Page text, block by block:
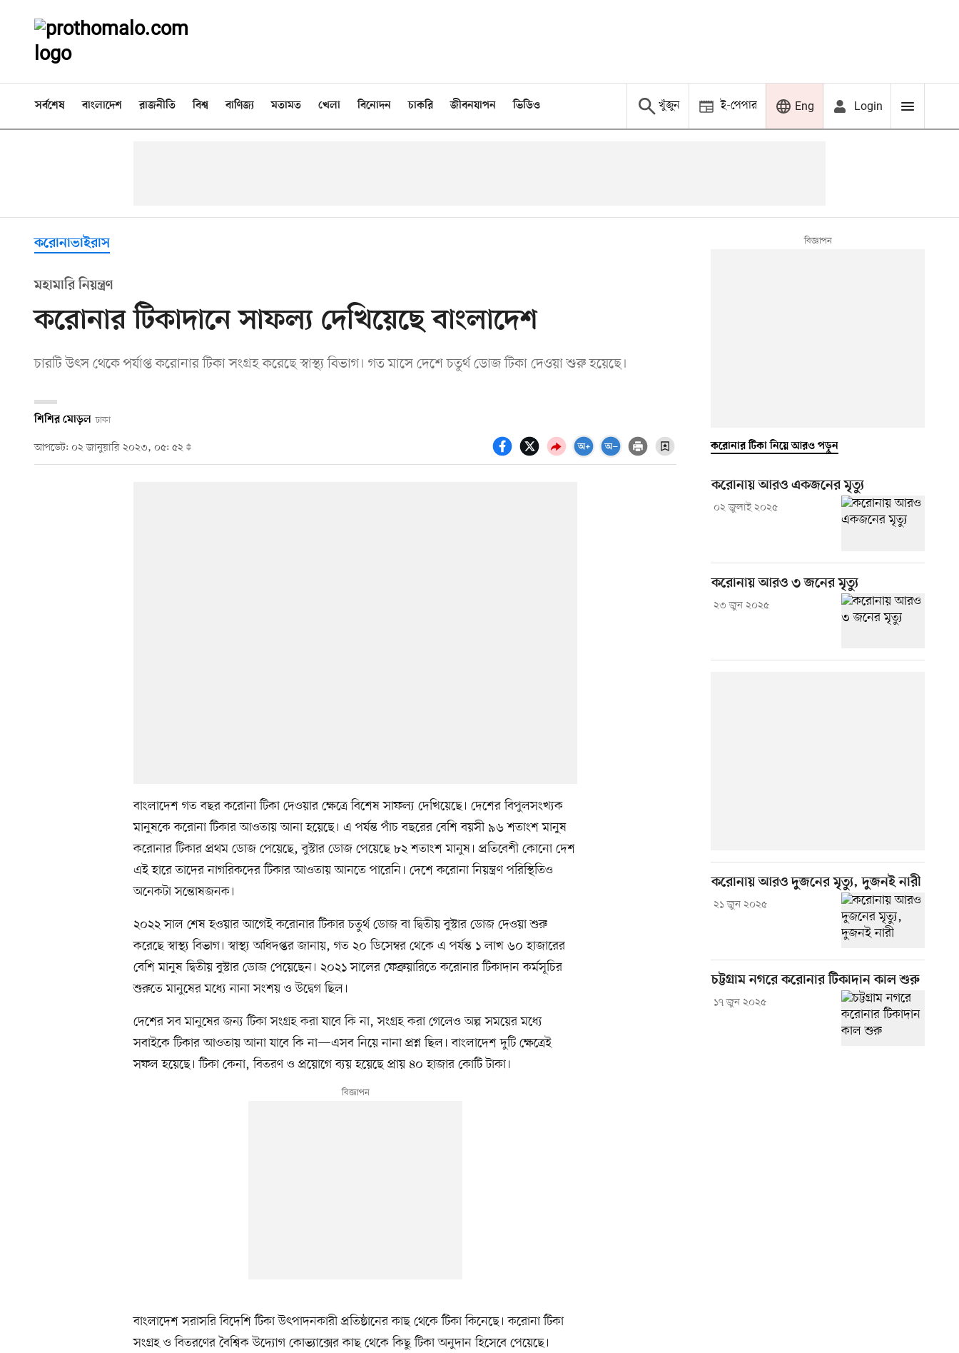
সর্বশেষ বাংলাদেশ রাজনীতি বিশ্ব বাণিজ্য মতামত খেলা বিনোদন চাকরি জীবনযাপন ভিডিও খুঁজুন ই-পেপার Eng Login
করোনাভাইরাস
মহামারি নিয়ন্ত্রণ
করোনার টিকাদানে সাফল্য দেখিয়েছে বাংলাদেশ
চারটি উৎস থেকে পর্যাপ্ত করোনার টিকা সংগ্রহ করেছে স্বাস্থ্য বিভাগ। গত মাসে দেশে চতুর্থ ডোজ টিকা দেওয়া শুরু হয়েছে।
শিশির মোড়ল ঢাকা
আপডেট: ০২ জানুয়ারি ২০২৩, ০৫: ৫২
বাংলাদেশ গত বছর করোনা টিকা দেওয়ার ক্ষেত্রে বিশেষ সাফল্য দেখিয়েছে। দেশের বিপুলসংখ্যক
মানুষকে করোনা টিকার আওতায় আনা হয়েছে। এ পর্যন্ত পাঁচ বছরের বেশি বয়সী ৯৬ শতাংশ মানুষ
করোনার টিকার প্রথম ডোজ পেয়েছে, বুস্টার ডোজ পেয়েছে ৮২ শতাংশ মানুষ। প্রতিবেশী কোনো দেশ
এই হারে তাদের নাগরিকদের টিকার আওতায় আনতে পারেনি। দেশে করোনা নিয়ন্ত্রণ পরিস্থিতিও
অনেকটা সন্তোষজনক।
২০২২ সাল শেষ হওয়ার আগেই করোনার টিকার চতুর্থ ডোজ বা দ্বিতীয় বুস্টার ডোজ দেওয়া শুরু
করেছে স্বাস্থ্য বিভাগ। স্বাস্থ্য অধিদপ্তর জানায়, গত ২০ ডিসেম্বর থেকে এ পর্যন্ত ১ লাখ ৬০ হাজারের
বেশি মানুষ দ্বিতীয় বুস্টার ডোজ পেয়েছেন। ২০২১ সালের ফেব্রুয়ারিতে করোনার টিকাদান কর্মসূচির
শুরুতে মানুষের মধ্যে নানা সংশয় ও উদ্বেগ ছিল।
দেশের সব মানুষের জন্য টিকা সংগ্রহ করা যাবে কি না, সংগ্রহ করা গেলেও অল্প সময়ের মধ্যে
সবাইকে টিকার আওতায় আনা যাবে কি না—এসব নিয়ে নানা প্রশ্ন ছিল। বাংলাদেশ দুটি ক্ষেত্রেই
সফল হয়েছে। টিকা কেনা, বিতরণ ও প্রয়োগে ব্যয় হয়েছে প্রায় ৪০ হাজার কোটি টাকা।
বাংলাদেশ সরাসরি বিদেশি টিকা উৎপাদনকারী প্রতিষ্ঠানের কাছ থেকে টিকা কিনেছে। করোনা টিকা
সংগ্রহ ও বিতরণের বৈশ্বিক উদ্যোগ কোভ্যাক্সের কাছ থেকে কিছু টিকা অনুদান হিসেবে পেয়েছে।
করোনার টিকা নিয়ে আরও পড়ুন
করোনায় আরও একজনের মৃত্যু
০২ জুলাই ২০২৫
করোনায় আরও ৩ জনের মৃত্যু
২৩ জুন ২০২৫
করোনায় আরও দুজনের মৃত্যু, দুজনই নারী
২১ জুন ২০২৫
চট্টগ্রাম নগরে করোনার টিকাদান কাল শুরু
১৭ জুন ২০২৫